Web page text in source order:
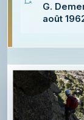
G.
août